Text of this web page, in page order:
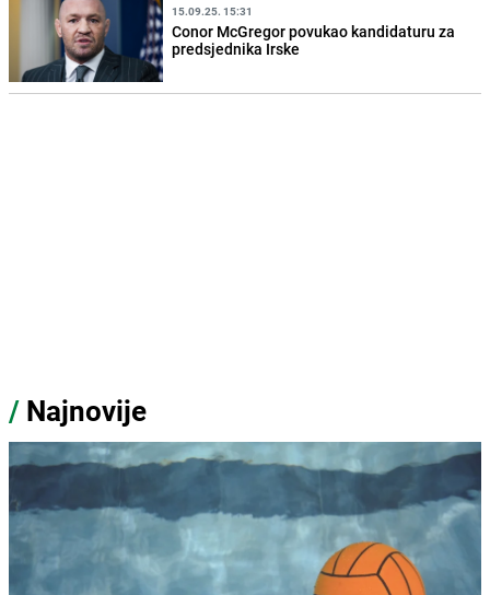
15.09.25. 15:31
Conor McGregor povukao kandidaturu za
predsjednika Irske
/ Najnovije